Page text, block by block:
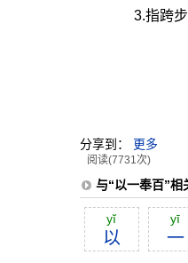
3.指跨步
分享到： 更多
阅读(7731次)
与“以一奉百”相
yĭ
以
yī
一